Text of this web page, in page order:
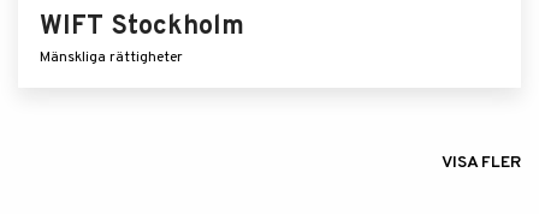
WIFT Stockholm
Mänskliga rättigheter
VISA FLER